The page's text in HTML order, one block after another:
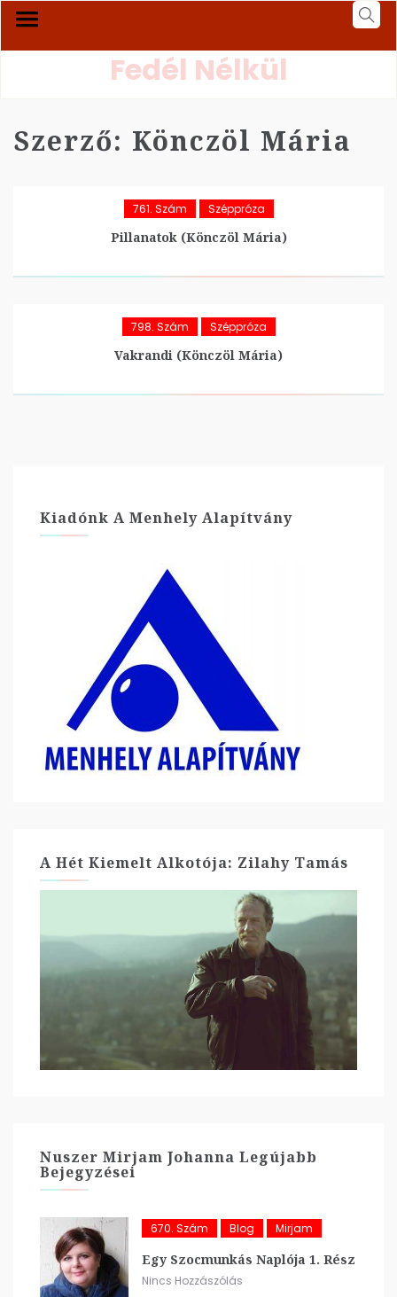
Fedél Nélkül
Szerző: Könczöl Mária
761. Szám Széppróza
Pillanatok (Könczöl Mária)
798. Szám Széppróza
Vakrandi (Könczöl Mária)
Kiadónk A Menhely Alapítvány
A Hét Kiemelt Alkotója: Zilahy Tamás
Nuszer Mirjam Johanna Legújabb
Bejegyzései
670. Szám Blog Mirjam
Egy Szocmunkás Naplója 1. Rész
Nincs Hozzászólás